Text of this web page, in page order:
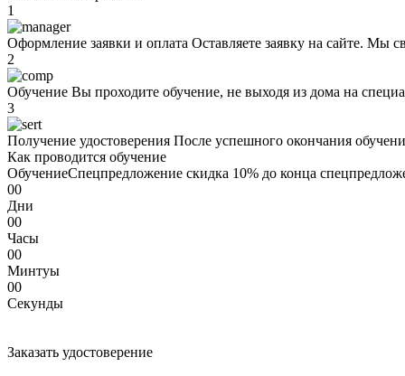
1
Оформление заявки и оплата Оставляете заявку на сайте. Мы
2
Oбучeние Вы проходите oбучeние, не выходя из дома на
3
Получение удостоверения После успешного окончания
Как проводится oбучeние
OбучeниеСпецпредложение скидка 10% до конца
00
Дни
00
Часы
00
Минтуы
00
Секунды
Заказать удостоверение